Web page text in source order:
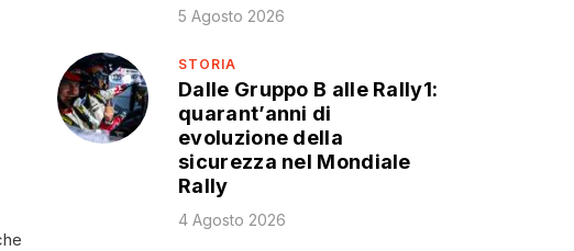
5 Agosto 2026
STORIA
Dalle Gruppo B alle Rally1:
quarant’anni di
evoluzione della
sicurezza nel Mondiale
Rally
4 Agosto 2026